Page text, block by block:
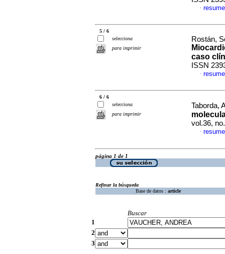
·
5 / 6
selecciona
para imprimir
Rostán,
caso
ISSN
·
6 / 6
selecciona
para imprimir
Taborda,
vol.36,
·
página 1 de 1
Refinar la búsqueda
Base de datos : article
Buscar
1
2
3